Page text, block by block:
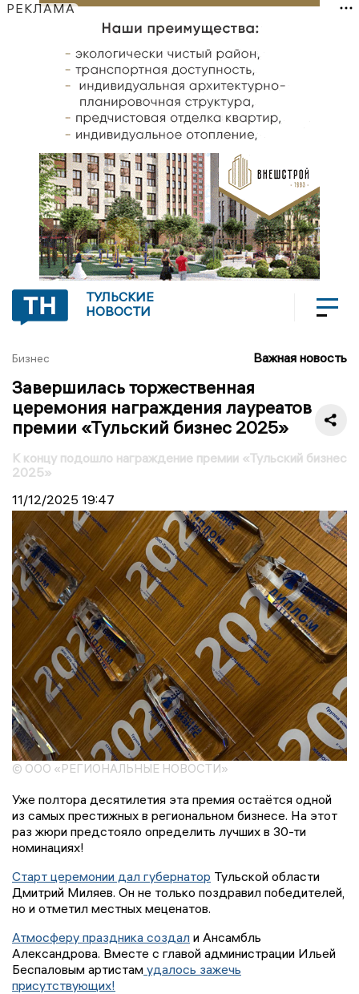
РЕКЛАМА
ТУЛЬСКИЕ
НОВОСТИ
Бизнес Важная новость
Завершилась торжественная
церемония награждения лауреатов
премии «Тульский бизнес 2025»
К концу подошло награждение премии «Тульский бизнес
2025»
11/12/2025 19:47
© ООО «РЕГИОНАЛЬНЫЕ НОВОСТИ»
Уже полтора десятилетия эта премия остаётся одной
из самых престижных в региональном бизнесе. На этот
раз жюри предстояло определить лучших в 30-ти
номинациях!
Старт церемонии дал губернатор Тульской области
Дмитрий Миляев. Он не только поздравил победителей,
но и отметил местных меценатов.
Атмосферу праздника создал и Ансамбль
Александрова. Вместе с главой администрации Ильей
Беспаловым артистам удалось зажечь
присутствующих!